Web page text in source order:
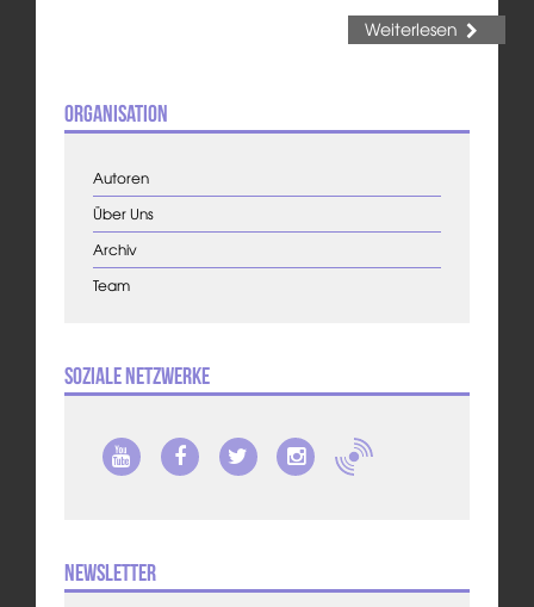
Weiterlesen
Organisation
Autoren
Über Uns
Archiv
Team
Soziale Netzwerke
Newsletter